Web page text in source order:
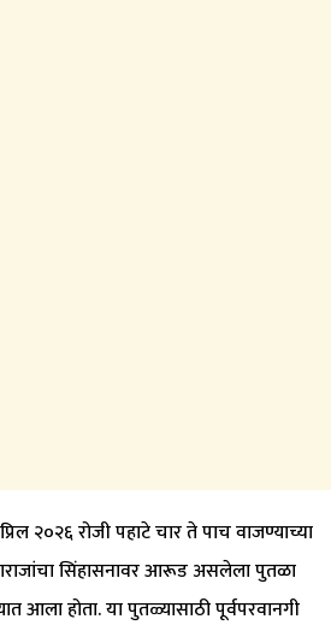
२०२६ रोजी पहाटे चार ते पाच वाजण्याच्या
सिंहासनावर आरूड असलेला पुतळा
आला होता. या पुतळ्यासाठी पूर्वपरवानगी